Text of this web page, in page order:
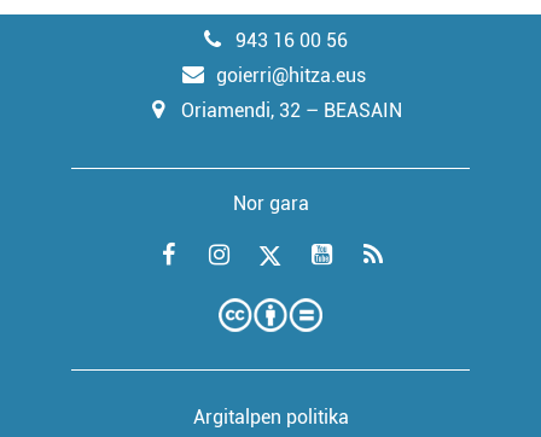
943 16 00 56
goierri@hitza.eus
Oriamendi, 32 – BEASAIN
Nor gara
Argitalpen politika